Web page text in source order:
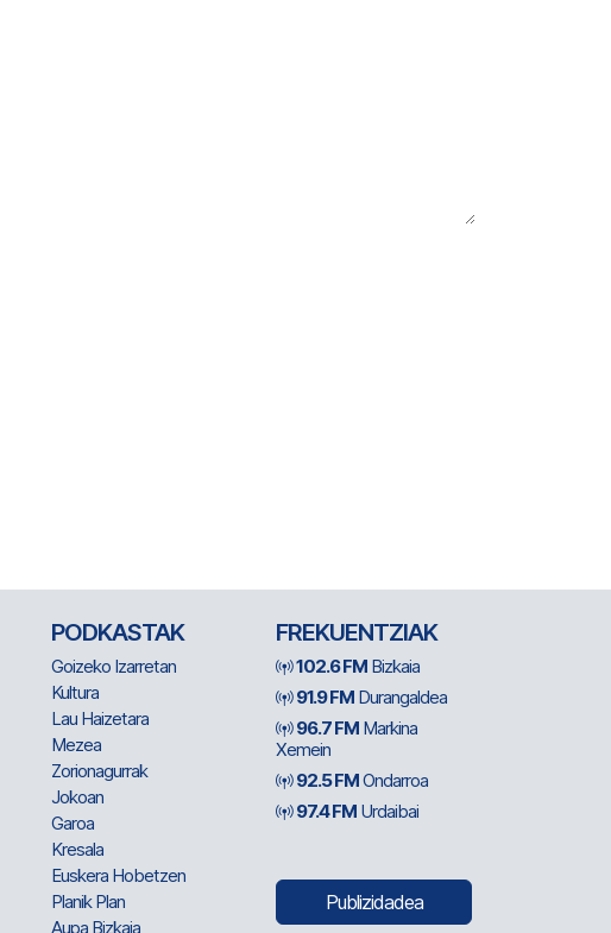
PODKASTAK
Goizeko Izarretan
Kultura
Lau Haizetara
Mezea
Zorionagurrak
Jokoan
Garoa
Kresala
Euskera Hobetzen
Planik Plan
Aupa Bizkaia
FREKUENTZIAK
102.6 FM Bizkaia
91.9 FM Durangaldea
96.7 FM Markina
Xemein
92.5 FMOndarroa
97.4 FM Urdaibai
Publizidadea